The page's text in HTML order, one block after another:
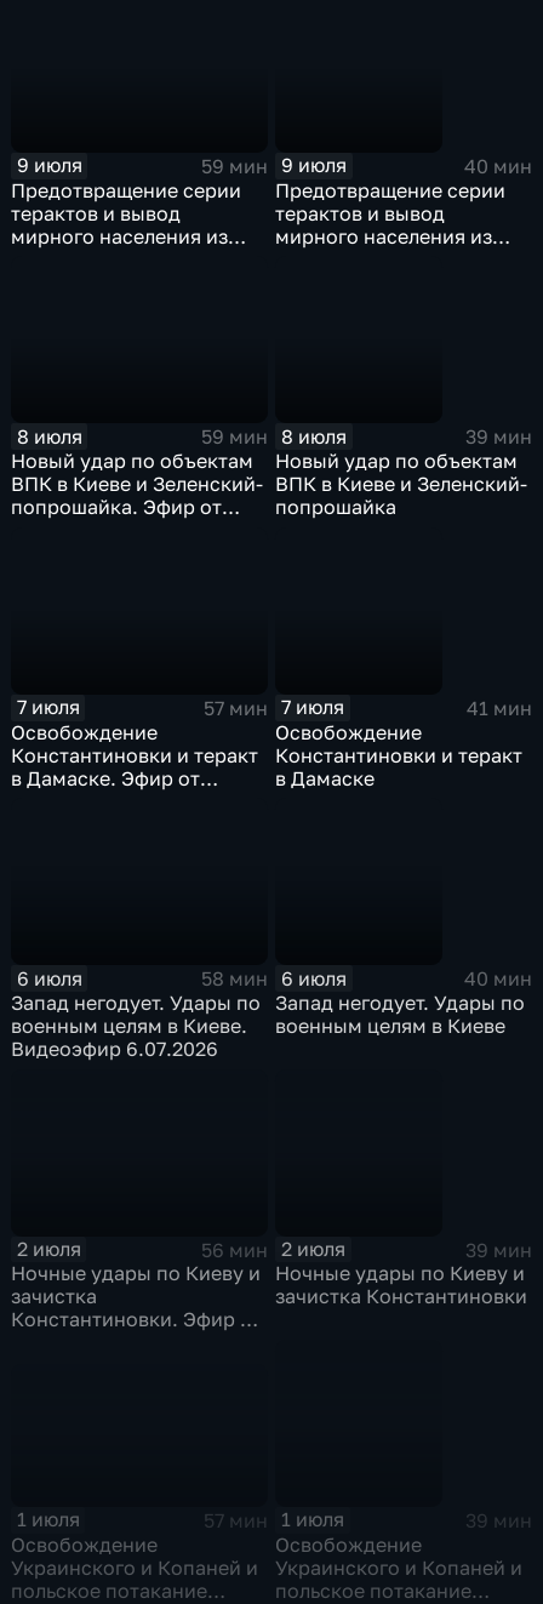
9 июля
59 мин
Предотвращение серии
терактов и вывод
мирного населения из
9 июля
40 мин
Предотвращение серии
терактов и вывод
мирного населения из
8 июля
59 мин
Новый удар по объектам
ВПК в Киеве и Зеленский-
попрошайка. Эфир от
8 июля
39 мин
Новый удар по объектам
ВПК в Киеве и Зеленский-
попрошайка
7 июля
57 мин
Освобождение
Константиновки и теракт
в Дамаске. Эфир от
7 июля
41 мин
Освобождение
Константиновки и теракт
в Дамаске
6 июля
58 мин
Запад негодует. Удары по
военным целям в Киеве.
Видеоэфир 6.07.2026
6 июля
40 мин
Запад негодует. Удары по
военным целям в Киеве
2 июля
56 мин
Ночные удары по Киеву и
зачистка
Константиновки. Эфир от
2 июля
39 мин
Ночные удары по Киеву и
зачистка Константиновки
1 июля
57 мин
Освобождение
Украинского и Копаней и
польское потакание
1 июля
39 мин
Освобождение
Украинского и Копаней и
польское потакание